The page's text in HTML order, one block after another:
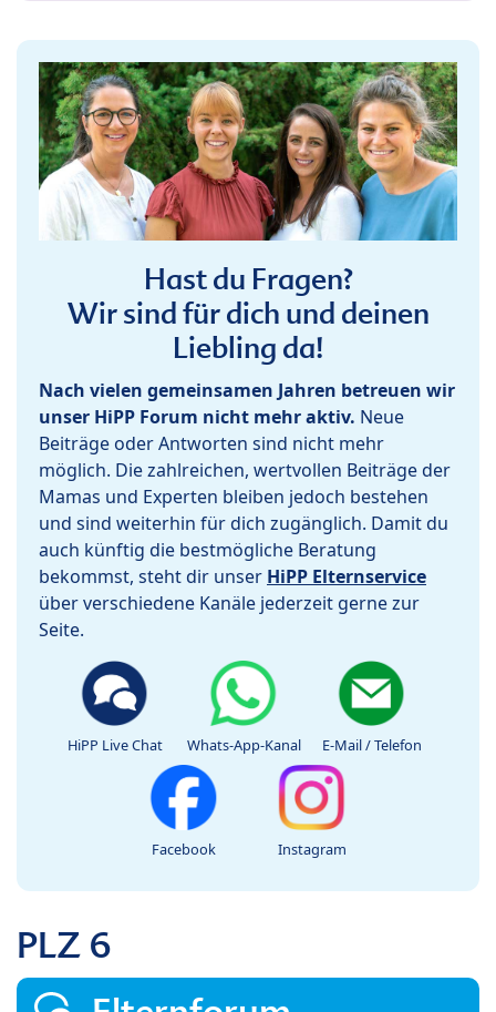
Hast du Fragen?
Wir sind für dich und deinen
Liebling da!
Nach vielen gemeinsamen Jahren betreuen wir
unser HiPP Forum nicht mehr aktiv. Neue
Beiträge oder Antworten sind nicht mehr
möglich. Die zahlreichen, wertvollen Beiträge der
Mamas und Experten bleiben jedoch bestehen
und sind weiterhin für dich zugänglich. Damit du
auch künftig die bestmögliche Beratung
bekommst, steht dir unser HiPP Elternservice
über verschiedene Kanäle jederzeit gerne zur
Seite.
HiPP Live Chat Whats-App-Kanal E-Mail / Telefon
Facebook Instagram
PLZ 6